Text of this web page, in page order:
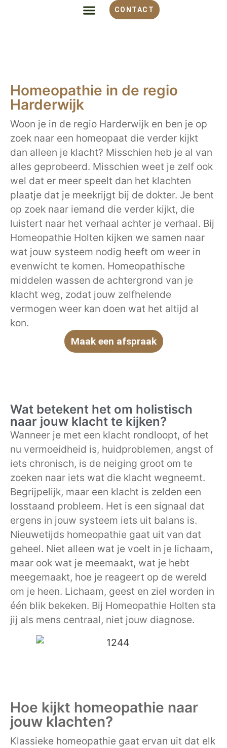
CONTACT
Homeopathie in de regio
Harderwijk
Woon je in de regio Harderwijk en ben je op
zoek naar een homeopaat die verder kijkt
dan alleen je klacht? Misschien heb je al van
alles geprobeerd. Misschien weet je zelf ook
wel dat er meer speelt dan het klachten
plaatje dat je meekrijgt bij de dokter. Je bent
op zoek naar iemand die verder kijkt, die
luistert naar het verhaal achter je verhaal. Bij
Homeopathie Holten kijken we samen naar
wat jouw systeem nodig heeft om weer in
evenwicht te komen. Homeopathische
middelen wassen de achtergrond van je
klacht weg, zodat jouw zelfhelende
vermogen weer kan doen wat het altijd al
kon.
Maak een afspraak
Wat betekent het om holistisch
naar jouw klacht te kijken?
Wanneer je met een klacht rondloopt, of het
nu vermoeidheid is, huidproblemen, angst of
iets chronisch, is de neiging groot om te
zoeken naar iets wat die klacht wegneemt.
Begrijpelijk, maar een klacht is zelden een
losstaand probleem. Het is een signaal dat
ergens in jouw systeem iets uit balans is.
Nieuwetijds homeopathie gaat uit van dat
geheel. Niet alleen wat je voelt in je lichaam,
maar ook wat je meemaakt, wat je hebt
meegemaakt, hoe je reageert op de wereld
om je heen. Lichaam, geest en ziel worden in
één blik bekeken. Bij Homeopathie Holten sta
jij als mens centraal, niet jouw diagnose.
Hoe kijkt homeopathie naar
jouw klachten?
Klassieke homeopathie gaat ervan uit dat elk